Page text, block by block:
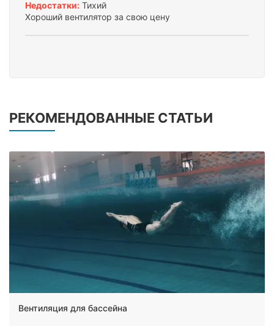
Недостатки: Тихий
Хороший вентилятор за свою цену
РЕКОМЕНДОВАННЫЕ СТАТЬИ
Вентиляция для бассейна